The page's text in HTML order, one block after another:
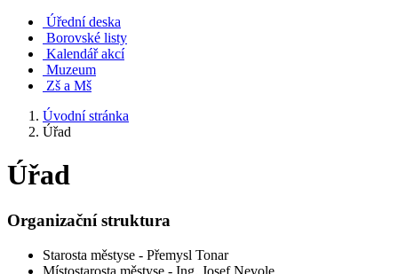
Úřední deska
Borovské listy
Kalendář akcí
Muzeum
Zš a Mš
Úvodní stránka
Úřad
Úřad
Organizační struktura
Starosta městyse - Přemysl Tonar
Místostarosta městyse - Ing. Josef Nevole